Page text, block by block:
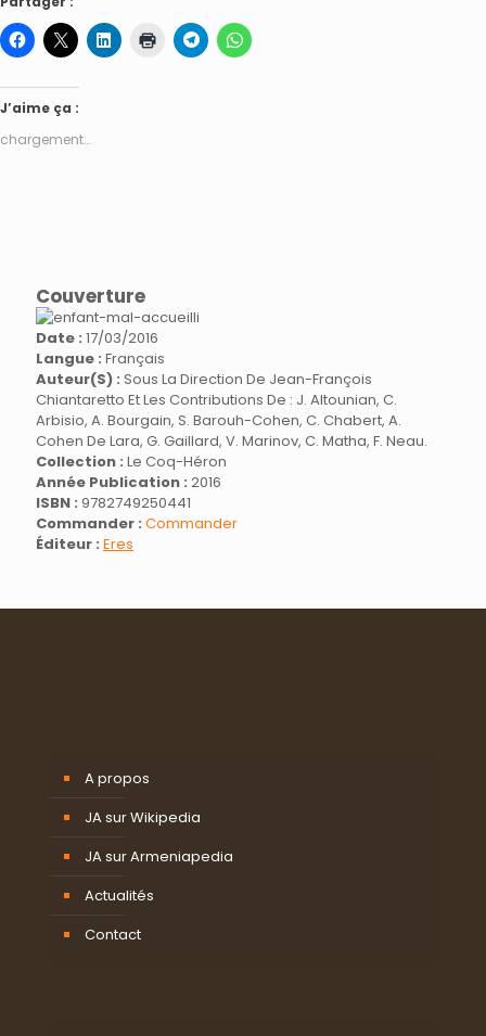
J’aime ça :
chargement…
Couverture
Date : 17/03/2016
Langue : Français
Auteur(s) : Sous La Direction De Jean-François
Chiantaretto Et Les Contributions De : J. Altounian, C.
Arbisio, A. Bourgain, S. Barouh-Cohen, C. Chabert, A.
Cohen De Lara, G. Gaillard, V. Marinov, C. Matha, F. Neau.
Collection : Le Coq-Héron
Année Publication : 2016
ISBN : 9782749250441
Commander : Commander
Éditeur : Eres
A propos
JA sur Wikipedia
JA sur Armeniapedia
Actualités
Contact